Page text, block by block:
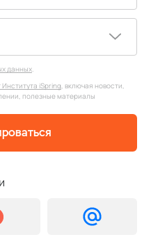
данных.
iSpring, включая новости,
полезные материалы